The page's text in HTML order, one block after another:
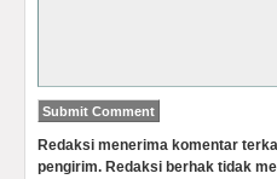
Redaksi menerima komentar
pengirim. Redaksi berhak tidak